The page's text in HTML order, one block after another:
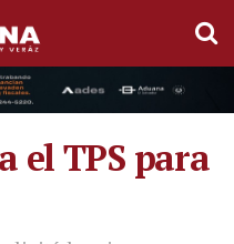
el TPS para